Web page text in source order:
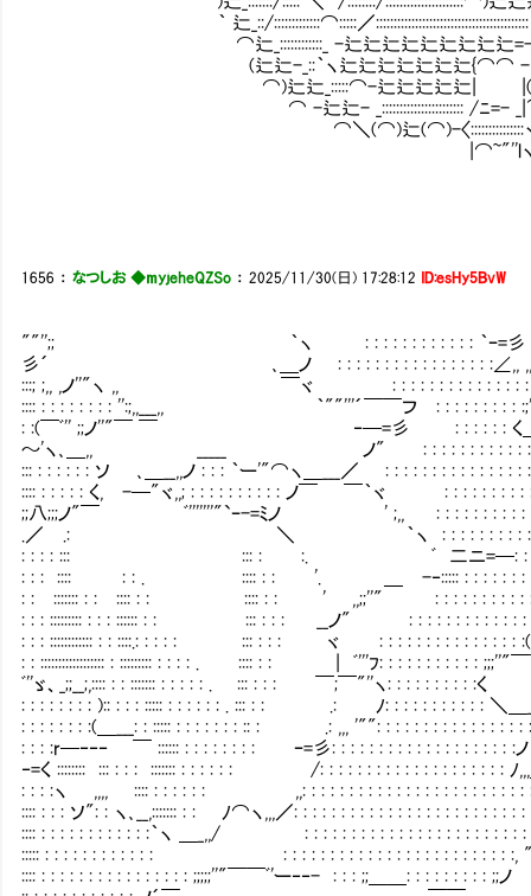
｀ 辷_::/:::::::::::::⌒:::::／
⌒辷_::::::::::::_ -辷辷辷辷辷辷辷辷辷=-
(辷辷-_::｀ヽ辷辷辷辷辷辷辷{⌒⌒ -辷辷
⌒)辷辷_:::::⌒-辷辷辷辷辷| |(⌒ -=
⌒ -辷辷- _::::::::::::::::::::::: /ﾆ=-
⌒＼(⌒)辷(⌒)-〈:::::::::::::::ヽ
|⌒~"''lヽ::〉 ＼
1656 ：なつしお ◆myjeheQZSo ：2025/11/30(日) 17:28:12 ID:esHy5BvW
""'';; ｀ヽ : : : : : : : : : : : : ｀ｰ=彡
彡´ ､＿ノ : : : : : : : : : : : : : : : : :∠,, ,,
:::; ;,, ,ノ''"ヽ ,, ￣ヾ : : : : : : : : : : : : : : : :(
:::: : : : : : : : : '':;,,___,, ｀""'''´￣￣フ : : : : : : : : :
: :(￣ﾞ'' ;;ノ''"￣ ￣ ‐─=彡 : : : : : : く＿
～'ヽ､＿,, _____ ノ" : : : : : : : : : : : : : : :
::: : : : : : : ソ ､＿__,,ノ : : : ｀ー'"⌒ヽ＿___／ : : : : : : : : : : : : : : :
:::: : : : : : く, -─"ヾ,,; : : : : : : : : : : ノ￣ ￣｀ヾ : : : : : : : : : :
;;八;;;ノ"￣ ﾞ'''''''"`ｰ-=ﾐノ ' ;,, : : : : : : : : : : : : :
.／ .: ＼ ｀ヽ : : : : : : : : : : : : : :
: : : : ::: ::: : :. ﾞ 二ニ=─: : : : : :
: : : :::: : : . :::: : : '. ＿ -‐::::: : : : : : : : : : :
: : ::::::: : : :::: : : :::: : : ' ,,;;''" : : : : : : : : : : : : :
: : : ::::::::: : : : :::::: : : ::: : : : __ノ" : : : : : : : : : : : :
: : : :::::::::::: : : ::::.: : : : : ::: : : : ヾ : : : : : : : : : : : : : : : :(
: : :::::::::::::::::: : ::::::::: : : : : . :::: : : | ﾞ'''ﾌ: : : : : : : : : : : ;;;''"
ﾞ''ゞ、_;;__;,:::: : : ::::::: : : : : : . ::: : : : ￣;￣"''ヽ: : : : : : : : : :く
: : : : : : : : ):: : : : ::::: : : : : : : . ::: : : .: ﾉ: : : : : : : : : : : ＼＿
: : : : : : : :(＿___: : ::::: : : : : : : : :: : .: ,,, '"": : : : : : : : : : : : : : : :
: : : :r─‐‐‐ ￣ :::::: : : : : : : : : ｰ=彡: : : : : : : : : : : : : : : : : : : :ノ
‐=く :::::::: ::: : : : ::::::: : : : : : : /: : : : : : : : : : : : : : : : : : : : ﾉ
: : : :ヽ ,,,, :::: : : : : : : ,,: : : : : : : : : : : : : : : : : : : : : : : : : :
:::: : : : ソ": : ヽ､__,::::::: : : ﾉ⌒ヽ,,,／: : : : : : : : : : : : : : : : : : : : : : : : :
:::: : : : : : : : : : : : :｀ヽ ＿_,,/ : : : : : : : : : : : : : : : : : : : : : : : :
::::: : : : : : : : : : : : : : : : : : : : : : : : : : : : : : : : : : : : : :,
:::: : : : : : : : : : : : : : : : : ;;;;;''"￣￣ﾞ'ー‐‐- : : : ;;＿＿: : : : : : : : : ;;ノ